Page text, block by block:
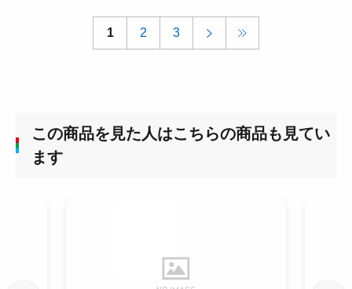
1 2 3
この商品を見た人はこちらの商品も見てい
ます